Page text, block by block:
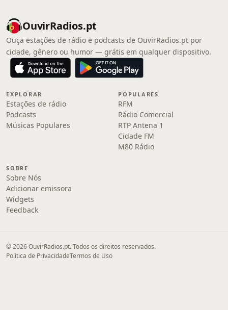
OuvirRadios.pt
Ouça estações de rádio e podcasts de OuvirRadios.pt por
cidade, gênero ou humor — grátis em qualquer dispositivo.
EXPLORAR
Estações de rádio
Podcasts
Músicas Populares
POPULARES
RFM
Rádio Comercial
RTP Antena 1
Cidade FM
M80 Rádio
SOBRE
Sobre Nós
Adicionar emissora
Widgets
Feedback
© 2026 OuvirRadios.pt. Todos os direitos reservados.
Política de PrivacidadeTermos de Uso